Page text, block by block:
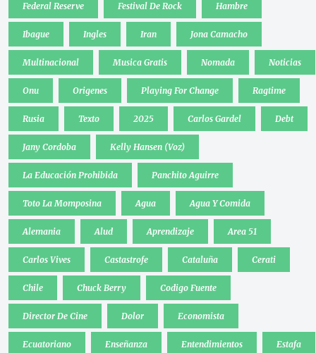
Federal Reserve Festival De Rock Hambre
Ibague Ingles Iran Jona Camacho
Multinacional Musica Gratis Nomada Noticias
Onu Origenes Playing For Change Ragtime
Rusia Texto 2025 Carlos Gardel Debt
Jany Cordoba Kelly Hansen (Voz)
La Educación Prohibida Panchito Aguirre
Toto La Momposina Agua Agua Y Comida
Alemania Alud Aprendizaje Area 51
Carlos Vives Castastrofe Cataluña Cerati
Chile Chuck Berry Codigo Fuente
Director De Cine Dolor Economista
Ecuatoriano Enseñanza Entendimientos Estafa